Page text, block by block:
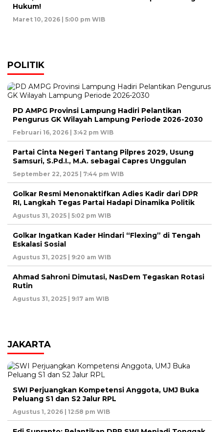
Hukum!
Maret 10, 2026 | 5:00 pm WIB
POLITIK
PD AMPG Provinsi Lampung Hadiri Pelantikan
Pengurus GK Wilayah Lampung Periode 2026-2030
Februari 16, 2026 | 3:42 pm WIB
Partai Cinta Negeri Tantang Pilpres 2029, Usung
Samsuri, S.Pd.I., M.A. sebagai Capres Unggulan
September 22, 2025 | 7:44 pm WIB
Golkar Resmi Menonaktifkan Adies Kadir dari DPR
RI, Langkah Tegas Partai Hadapi Dinamika Politik
Agustus 31, 2025 | 5:02 pm WIB
Golkar Ingatkan Kader Hindari “Flexing” di Tengah
Eskalasi Sosial
Agustus 31, 2025 | 9:20 am WIB
Ahmad Sahroni Dimutasi, NasDem Tegaskan Rotasi
Rutin
Agustus 31, 2025 | 9:17 am WIB
JAKARTA
SWI Perjuangkan Kompetensi Anggota, UMJ Buka
Peluang S1 dan S2 Jalur RPL
Agustus 1, 2026 | 12:58 pm WIB